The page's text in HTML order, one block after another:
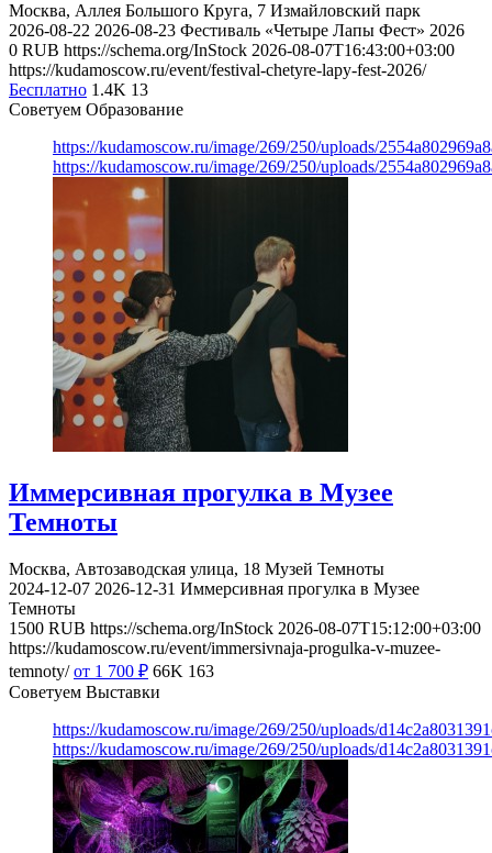
Москва, Аллея Большого Круга, 7 Измайловский парк
2026-08-22 2026-08-23 Фестиваль «Четыре Лапы Фест» 2026
0 RUB https://schema.org/InStock 2026-08-07T16:43:00+03:00
https://kudamoscow.ru/event/festival-chetyre-lapy-fest-2026/
Бесплатно 1.4K 13
Советуем Образование
https://kudamoscow.ru/image/269/250/uploads/
https://kudamoscow.ru/image/269/250/uploads/
Иммерсивная прогулка в Музее
Темноты
Москва, Автозаводская улица, 18 Музей Темноты
2024-12-07 2026-12-31 Иммерсивная прогулка в Музее
Темноты
1500 RUB https://schema.org/InStock 2026-08-07T15:12:00+03:00
https://kudamoscow.ru/event/immersivnaja-progulka-v-muzee-
temnoty/ от 1 700 ₽ 66K 163
Советуем Выставки
https://kudamoscow.ru/image/269/250/uploads/
https://kudamoscow.ru/image/269/250/uploads/